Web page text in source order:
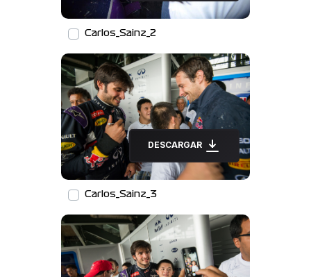
Carlos_Sainz_2
DESCARGAR
Carlos_Sainz_3